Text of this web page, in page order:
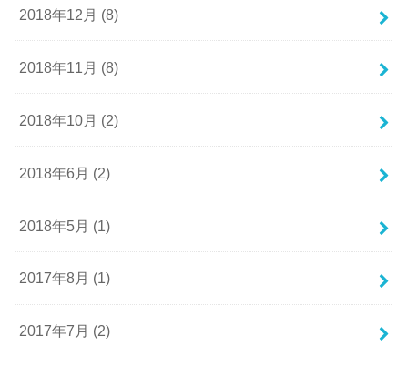
2018年12月 (8)
2018年11月 (8)
2018年10月 (2)
2018年6月 (2)
2018年5月 (1)
2017年8月 (1)
2017年7月 (2)